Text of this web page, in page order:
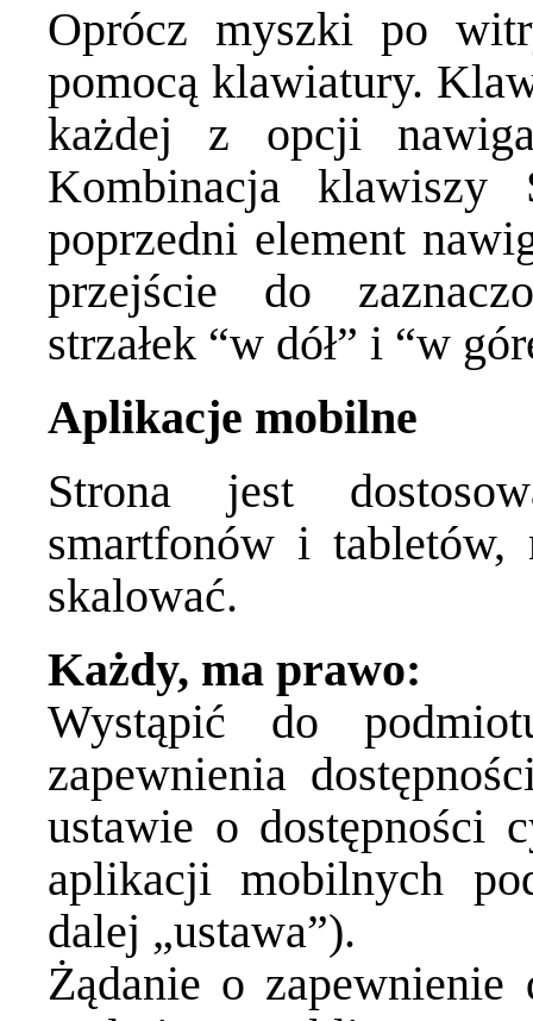
Oprócz myszki po
pomocą klawiatury.
każdej z opcji
Kombinacja
poprzedni element
przejście do
strzałek “w dół” i “w
Aplikacje mobilne
Strona jest
smartfonów i tabletów,
skalować.
Każdy, ma prawo:
Wystąpić do
zapewnienia
ustawie o dostępności
aplikacji mobilnych
dalej „ustawa”).
Żądanie o zapewnienie